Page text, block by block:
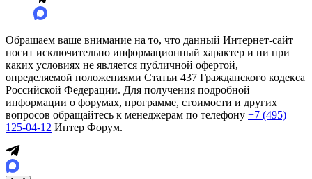
Обращаем ваше внимание на то, что данный Интернет-сайт
носит исключительно информационный характер и ни при
каких условиях не является публичной офертой,
определяемой положениями Статьи 437 Гражданского кодекса
Российской Федерации. Для получения подробной
информации о форумах, программе, стоимости и других
вопросов обращайтесь к менеджерам по телефону +7 (495)
125-04-12 Интер Форум.